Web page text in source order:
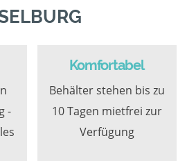
-
Komfortabel
Behälter stehen bis zu
10 Tagen mietfrei zur
Verfügung